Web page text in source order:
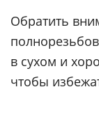
Обратить
в сухом и
чтобы